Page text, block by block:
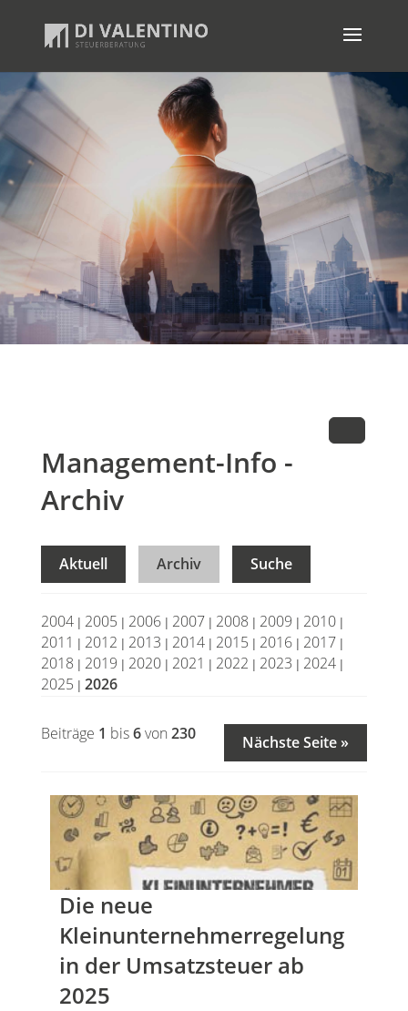
Management-Info -
Archiv
Aktuell Archiv Suche
2004| 2005 | 2006| 2007 | 2008 | 2009 | 2010|
2011 | 2012 | 2013 | 2014| 2015 | 2016| 2017 |
2018 | 2019 | 2020| 2021 | 2022 | 2023 | 2024|
2025 | 2026
Beiträge 1 bis6von 230 Nächste Seite »
Die neue
Kleinunternehmerregelung
in der Umsatzsteuer ab
2025